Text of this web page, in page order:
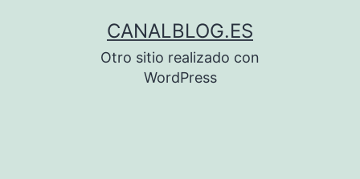
CANALBLOG.ES
Otro sitio realizado con
WordPress